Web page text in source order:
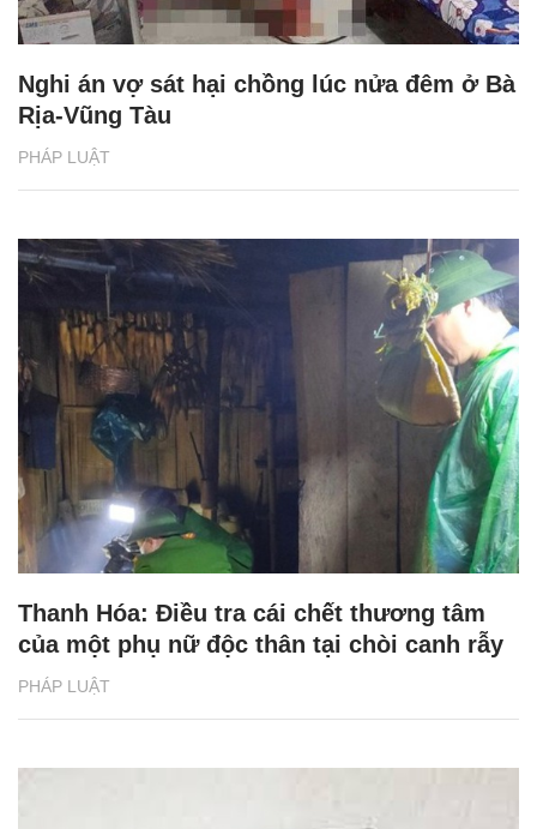
PHÁP LUẬT
Nghi án vợ sát hại chồng lúc nửa đêm ở Bà
Rịa-Vũng Tàu
PHÁP LUẬT
Thanh Hóa: Điều tra cái chết thương tâm
của một phụ nữ độc thân tại chòi canh rẫy